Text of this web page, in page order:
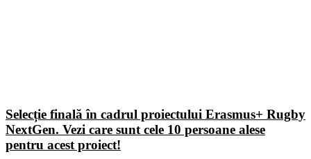
Selecție finală în cadrul proiectului Erasmus+ Rugby
NextGen. Vezi care sunt cele 10 persoane alese
pentru acest proiect!